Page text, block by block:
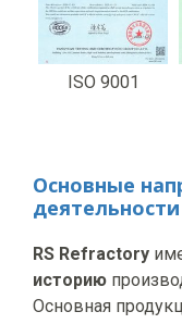
ISO 9001
Основные
деятельности
RS Refractory
историю
Основная